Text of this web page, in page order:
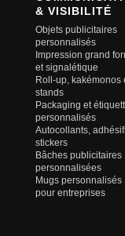
& VISIBILITÉ
Objets publicitaires
personnalisés
Impression grand
et signalétique
Roll-up, kakémonos
stands
Packaging et
personnalisés
Autocollants,
stickers
Bâches publicitaires
personnalisées
Mugs personnalisés
pour entreprises